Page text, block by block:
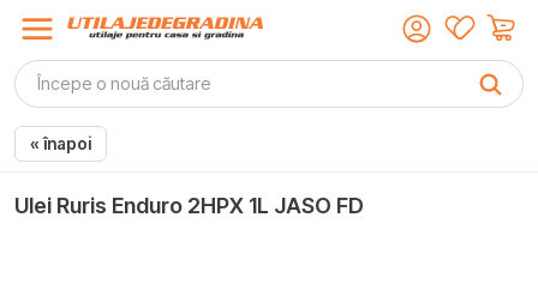
« înapoi
Ulei Ruris Enduro 2HPX 1L JASO FD